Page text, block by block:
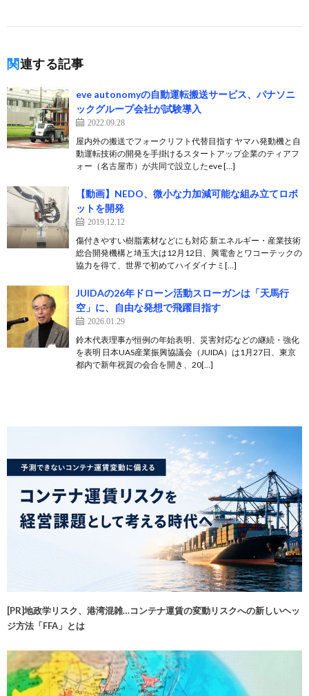
関連する記事
eve autonomyの自動運転搬送サービス、パナソニ
ックグループ会社が試験導入
2022.09.28
屋内外の搬送でフォークリフト代替目指す ヤマハ発動機と自
動運転技術の開発を手掛けるスタートアップ企業のティアフ
ォー（名古屋市）が共同で設立したeve […]
【動画】NEDO、微小な力加減可能な組み立てロボ
ットを開発
2019.12.12
傷付きやすい樹脂素材などにも対応 新エネルギー・産業技術
総合開発機構と埼玉大は12月12日、興電舎とワコーテックの
協力を得て、世界で初めてハイダイナミ[…]
JUIDAの26年ドローン活動スローガンは「天馬行
空」に、自由な発想で飛躍目指す
2026.01.29
鈴木代表理事が恒例の年始表明、災害対応などの継続・強化
を表明 日本UAS産業振興協議会（JUIDA）は1月27日、東京
都内で新年祝賀の会合を開き、20[…]
[PR]地政学リスク、港湾混雑…コンテナ運賃の変動リスクへの新しいヘッ
ジ方法「FFA」とは